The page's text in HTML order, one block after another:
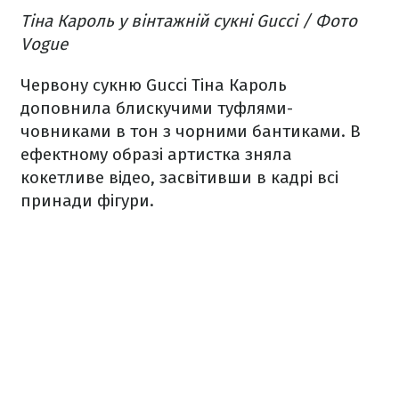
Тіна Кароль у вінтажній сукні Gucci / Фото
Vogue
Червону сукню Gucci Тіна Кароль
доповнила блискучими туфлями-
човниками в тон з чорними бантиками. В
ефектному образі артистка зняла
кокетливе відео, засвітивши в кадрі всі
принади фігури.